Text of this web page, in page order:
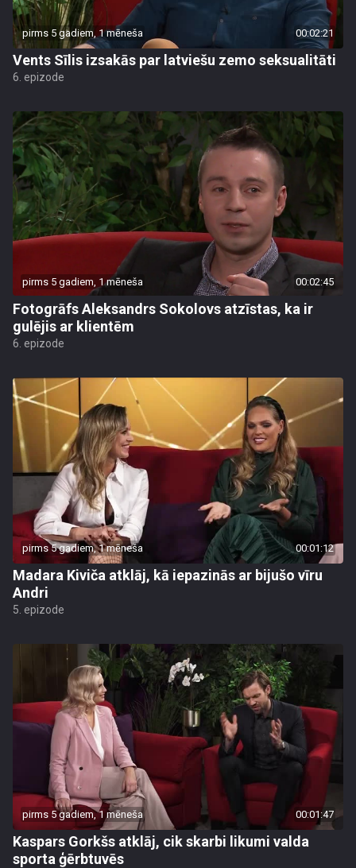
pirms 5 gadiem, 1 mēneša 00:02:21
Vents Sīlis izsakās par latviešu zemo seksualitāti
6. epizode
pirms 5 gadiem, 1 mēneša 00:02:45
Fotogrāfs Aleksandrs Sokolovs atzīstas, ka ir
gulējis ar klientēm
6. epizode
pirms 5 gadiem, 1 mēneša 00:01:12
Madara Kiviča atklāj, kā iepazinās ar bijušo vīru
Andri
5. epizode
pirms 5 gadiem, 1 mēneša 00:01:47
Kaspars Gorkšs atklāj, cik skarbi likumi valda
sporta ģērbtuvēs